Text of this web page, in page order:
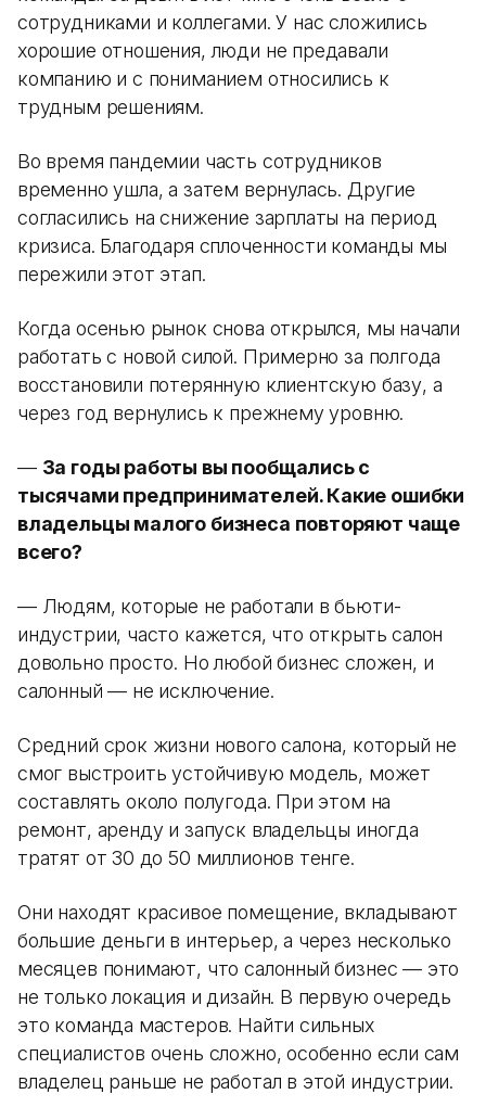
сотрудниками и коллегами. У нас сложились
хорошие отношения, люди не предавали
компанию и с пониманием относились к
трудным решениям.
Во время пандемии часть сотрудников
временно ушла, а затем вернулась. Другие
согласились на снижение зарплаты на период
кризиса. Благодаря сплоченности команды мы
пережили этот этап.
Когда осенью рынок снова открылся, мы начали
работать с новой силой. Примерно за полгода
восстановили потерянную клиентскую базу, а
через год вернулись к прежнему уровню.
— За годы работы вы пообщались с
тысячами предпринимателей. Какие ошибки
владельцы малого бизнеса повторяют чаще
всего?
— Людям, которые не работали в бьюти-
индустрии, часто кажется, что открыть салон
довольно просто. Но любой бизнес сложен, и
салонный — не исключение.
Средний срок жизни нового салона, который не
смог выстроить устойчивую модель, может
составлять около полугода. При этом на
ремонт, аренду и запуск владельцы иногда
тратят от 30 до 50 миллионов тенге.
Они находят красивое помещение, вкладывают
большие деньги в интерьер, а через несколько
месяцев понимают, что салонный бизнес — это
не только локация и дизайн. В первую очередь
это команда мастеров. Найти сильных
специалистов очень сложно, особенно если сам
владелец раньше не работал в этой индустрии.